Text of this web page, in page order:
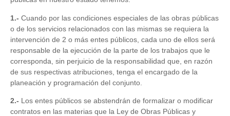
1.- Cuando por las condiciones especiales de las obras públicas
o de los servicios relacionados con las mismas se requiera la
intervención de 2 o más entes públicos, cada uno de ellos será
responsable de la ejecución de la parte de los trabajos que le
corresponda, sin perjuicio de la responsabilidad que, en razón
de sus respectivas atribuciones, tenga el encargado de la
planeación y programación del conjunto.
2.- Los entes públicos se abstendrán de formalizar o modificar
contratos en las materias que la Ley de Obras Públicas y